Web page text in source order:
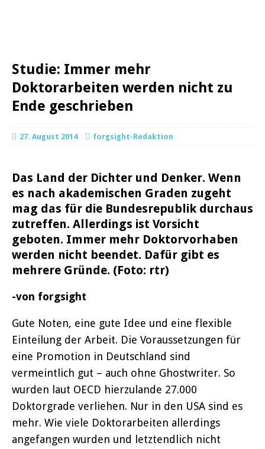
Studie: Immer mehr
Doktorarbeiten werden nicht zu
Ende geschrieben
27. August 2014 forgsight-Redaktion
Das Land der Dichter und Denker. Wenn
es nach akademischen Graden zugeht
mag das für die Bundesrepublik durchaus
zutreffen. Allerdings ist Vorsicht
geboten. Immer mehr Doktorvorhaben
werden nicht beendet. Dafür gibt es
mehrere Gründe. (Foto: rtr)
-von forgsight
Gute Noten, eine gute Idee und eine flexible
Einteilung der Arbeit. Die Voraussetzungen für
eine Promotion in Deutschland sind
vermeintlich gut – auch ohne Ghostwriter. So
wurden laut OECD hierzulande 27.000
Doktorgrade verliehen. Nur in den USA sind es
mehr. Wie viele Doktorarbeiten allerdings
angefangen wurden und letztendlich nicht